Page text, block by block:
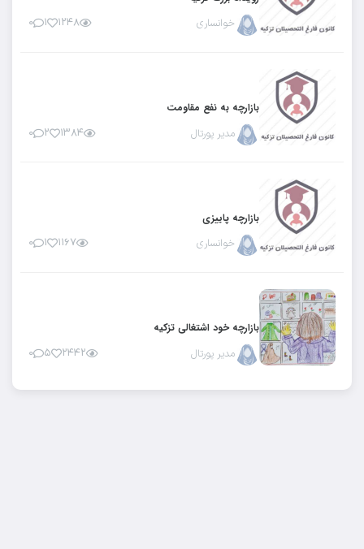
خوانساری
۱۲۴۸ ۱ ۰
بازارچه به نفع مقاومت
مدیر پورتال
۱۳۸۴ ۲ ۰
بازارچه پاییزی
خوانساری
۱۱۶۷ ۱ ۰
بازارچه خود اشتغالی تزکیه
مدیر پورتال
۲۴۴۲ ۵ ۰